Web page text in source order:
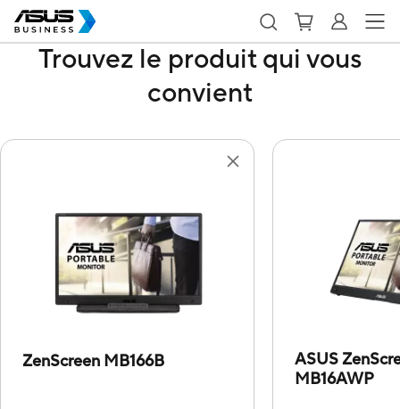
Trouvez le produit qui vous
convient
ZenScreen MB166B
ASUS
MB16AWP